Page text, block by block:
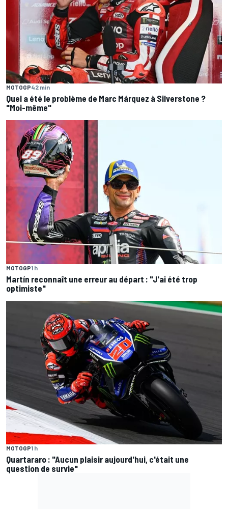
MOTOGP42 min
Quel a été le problème de Marc Márquez à Silverstone ?
"Moi-même"
MOTOGP1 h
Martín reconnaît une erreur au départ : "J'ai été trop
optimiste"
MOTOGP1 h
Quartararo : "Aucun plaisir aujourd'hui, c'était une
question de survie"